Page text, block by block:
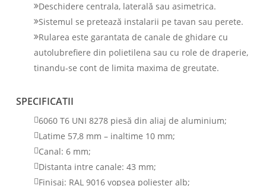
Deschidere centrala, laterală sau asimetrica.
Sistemul se pretează instalarii pe tavan sau perete.
Rularea este garantata de canale de ghidare cu
autolubrefiere din polietilena sau cu role de draperie,
tinandu-se cont de limita maxima de greutate.
SPECIFICATII
6060 T6 UNI 8278 piesă din aliaj de aluminium;
Latime 57,8 mm – inaltime 10 mm;
Canal: 6 mm;
Distanta intre canale: 43 mm;
Finisaj: RAL 9016 vopsea poliester alb;